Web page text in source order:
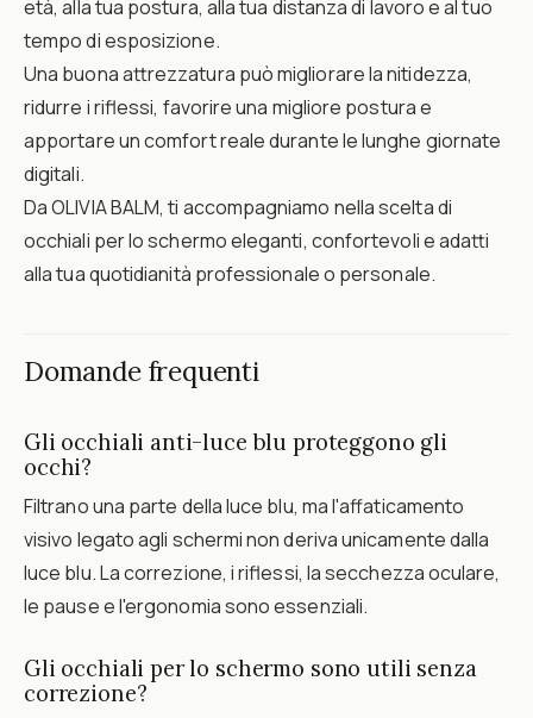
età, alla tua postura, alla tua distanza di lavoro e al tuo
tempo di esposizione.
Una buona attrezzatura può migliorare la nitidezza,
ridurre i riflessi, favorire una migliore postura e
apportare un comfort reale durante le lunghe giornate
digitali.
Da OLIVIA BALM, ti accompagniamo nella scelta di
occhiali per lo schermo eleganti, confortevoli e adatti
alla tua quotidianità professionale o personale.
Domande frequenti
Gli occhiali anti-luce blu proteggono gli
occhi?
Filtrano una parte della luce blu, ma l'affaticamento
visivo legato agli schermi non deriva unicamente dalla
luce blu. La correzione, i riflessi, la secchezza oculare,
le pause e l'ergonomia sono essenziali.
Gli occhiali per lo schermo sono utili senza
correzione?